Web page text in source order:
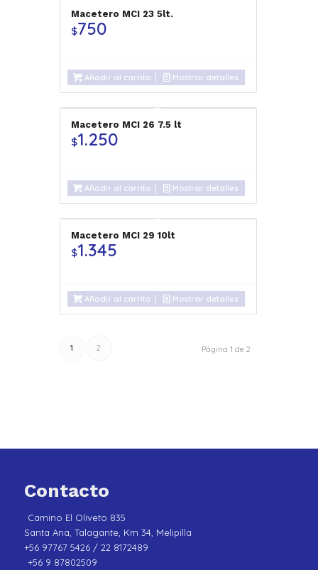
Macetero MCI 23 5lt.
$750
Añadir al carrito Mostrar detalles
Macetero MCI 26 7.5 lt
$1.250
Añadir al carrito Mostrar detalles
Macetero MCI 29 10lt
$1.345
Añadir al carrito Mostrar detalles
Página 1 de 2
1 2
Contacto
Camino El Oliveto 835
Santa Ana, Talagante, Km 34, Melipilla
+56 97767 5426 / 22 8172489
+56 9 87802509